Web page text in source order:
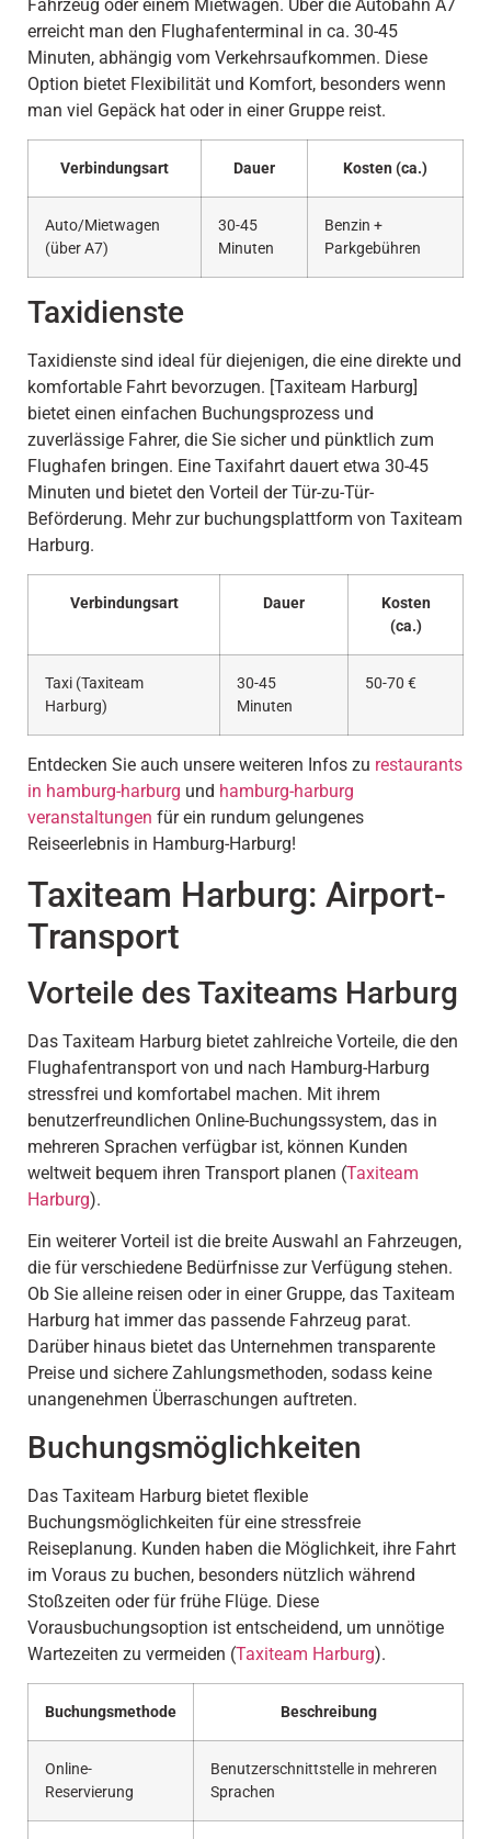
Fahrzeug oder einem Mietwagen. Über die Autobahn A7
erreicht man den Flughafenterminal in ca. 30-45
Minuten, abhängig vom Verkehrsaufkommen. Diese
Option bietet Flexibilität und Komfort, besonders wenn
man viel Gepäck hat oder in einer Gruppe reist.
Verbindungsart Dauer Kosten (ca.)
Auto/Mietwagen
(über A7)
30-45
Minuten
Benzin +
Parkgebühren
Taxidienste
Taxidienste sind ideal für diejenigen, die eine direkte und
komfortable Fahrt bevorzugen. [Taxiteam Harburg]
bietet einen einfachen Buchungsprozess und
zuverlässige Fahrer, die Sie sicher und pünktlich zum
Flughafen bringen. Eine Taxifahrt dauert etwa 30-45
Minuten und bietet den Vorteil der Tür-zu-Tür-
Beförderung. Mehr zur buchungsplattform von Taxiteam
Harburg.
Verbindungsart Dauer
Kosten
(ca.)
Taxi (Taxiteam
Harburg)
30-45
Minuten
50-70 €
Entdecken Sie auch unsere weiteren Infos zu restaurants
in hamburg-harburg und hamburg-harburg
veranstaltungen für ein rundum gelungenes
Reiseerlebnis in Hamburg-Harburg!
Taxiteam Harburg: Airport-
Transport
Vorteile des Taxiteams Harburg
Das Taxiteam Harburg bietet zahlreiche Vorteile, die den
Flughafentransport von und nach Hamburg-Harburg
stressfrei und komfortabel machen. Mit ihrem
benutzerfreundlichen Online-Buchungssystem, das in
mehreren Sprachen verfügbar ist, können Kunden
weltweit bequem ihren Transport planen (Taxiteam
Harburg).
Ein weiterer Vorteil ist die breite Auswahl an Fahrzeugen,
die für verschiedene Bedürfnisse zur Verfügung stehen.
Ob Sie alleine reisen oder in einer Gruppe, das Taxiteam
Harburg hat immer das passende Fahrzeug parat.
Darüber hinaus bietet das Unternehmen transparente
Preise und sichere Zahlungsmethoden, sodass keine
unangenehmen Überraschungen auftreten.
Buchungsmöglichkeiten
Das Taxiteam Harburg bietet flexible
Buchungsmöglichkeiten für eine stressfreie
Reiseplanung. Kunden haben die Möglichkeit, ihre Fahrt
im Voraus zu buchen, besonders nützlich während
Stoßzeiten oder für frühe Flüge. Diese
Vorausbuchungsoption ist entscheidend, um unnötige
Wartezeiten zu vermeiden (Taxiteam Harburg).
Buchungsmethode Beschreibung
Online-
Reservierung
Benutzerschnittstelle in mehreren
Sprachen